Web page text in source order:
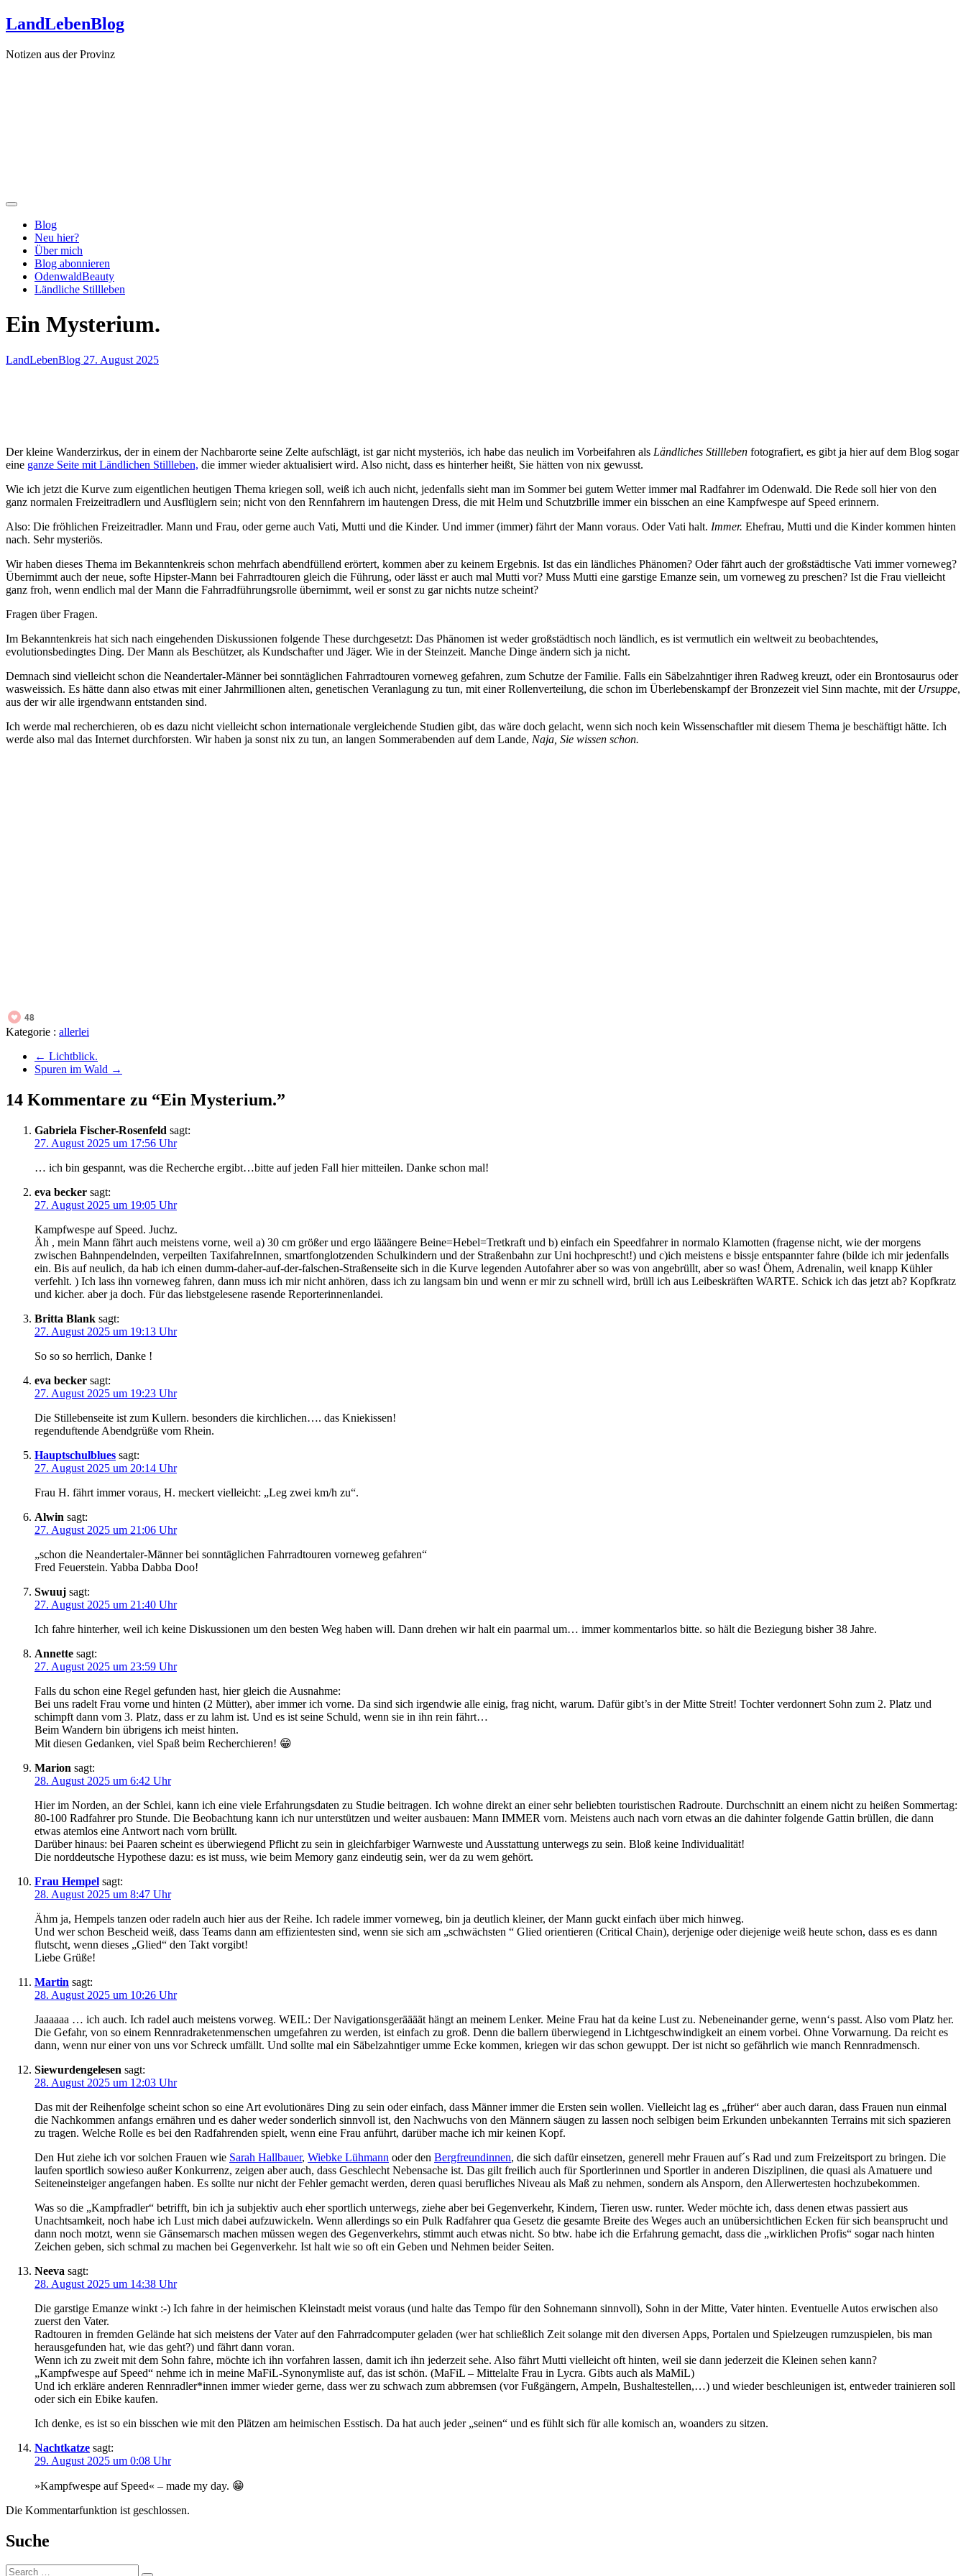
Zum
Inhalt
LandLebenBlog
Notizen aus der Provinz
Blog
Neu hier?
Über mich
Blog abonnieren
OdenwaldBeauty
Ländliche Stillleben
Ein Mysterium.
LandLebenBlog 27. August 2025
Der kleine Wanderzirkus, der in einem der Nachbarorte seine Zelte aufschlägt, ist gar nicht mysteriös, ich habe das neulich im Vorbeifahren als Ländliches Stillleben fotografiert, es gibt ja hier auf dem Blog sogar
eine ganze Seite mit Ländlichen Stillleben, die immer wieder aktualisiert wird. Also nicht, dass es hinterher heißt, Sie hätten von nix gewusst.
Wie ich jetzt die Kurve zum eigentlichen heutigen Thema kriegen soll, weiß ich auch nicht, jedenfalls sieht man im Sommer bei gutem Wetter immer mal Radfahrer im Odenwald. Die Rede soll hier von den
ganz normalen Freizeitradlern und Ausflüglern sein; nicht von den Rennfahrern im hautengen Dress, die mit Helm und Schutzbrille immer ein bisschen an eine Kampfwespe auf Speed erinnern.
Also: Die fröhlichen Freizeitradler. Mann und Frau, oder gerne auch Vati, Mutti und die Kinder. Und immer (immer) fährt der Mann voraus. Oder Vati halt. Immer. Ehefrau, Mutti und die Kinder kommen hinten
nach. Sehr mysteriös.
Wir haben dieses Thema im Bekanntenkreis schon mehrfach abendfüllend erörtert, kommen aber zu keinem Ergebnis. Ist das ein ländliches Phänomen? Oder fährt auch der großstädtische Vati immer vorneweg?
Übernimmt auch der neue, softe Hipster-Mann bei Fahrradtouren gleich die Führung, oder lässt er auch mal Mutti vor? Muss Mutti eine garstige Emanze sein, um vorneweg zu preschen? Ist die Frau vielleicht
ganz froh, wenn endlich mal der Mann die Fahrradführungsrolle übernimmt, weil er sonst zu gar nichts nutze scheint?
Fragen über Fragen.
Im Bekanntenkreis hat sich nach eingehenden Diskussionen folgende These durchgesetzt: Das Phänomen ist weder großstädtisch noch ländlich, es ist vermutlich ein weltweit zu beobachtendes,
evolutionsbedingtes Ding. Der Mann als Beschützer, als Kundschafter und Jäger. Wie in der Steinzeit. Manche Dinge ändern sich ja nicht.
Demnach sind vielleicht schon die Neandertaler-Männer bei sonntäglichen Fahrradtouren vorneweg gefahren, zum Schutze der Familie. Falls ein Säbelzahntiger ihren Radweg kreuzt, oder ein Brontosaurus oder
wasweissich. Es hätte dann also etwas mit einer Jahrmillionen alten, genetischen Veranlagung zu tun, mit einer Rollenverteilung, die schon im Überlebenskampf der Bronzezeit viel Sinn machte, mit der Ursuppe,
aus der wir alle irgendwann entstanden sind.
Ich werde mal recherchieren, ob es dazu nicht vielleicht schon internationale vergleichende Studien gibt, das wäre doch gelacht, wenn sich noch kein Wissenschaftler mit diesem Thema je beschäftigt hätte. Ich
werde also mal das Internet durchforsten. Wir haben ja sonst nix zu tun, an langen Sommerabenden auf dem Lande, Naja, Sie wissen schon.
48
Kategorie : allerlei
← Lichtblick.
Spuren im Wald →
14 Kommentare zu “Ein Mysterium.”
Gabriela Fischer-Rosenfeld sagt:
27. August 2025 um 17:56 Uhr
… ich bin gespannt, was die Recherche ergibt…bitte auf jeden Fall hier mitteilen. Danke schon mal!
eva becker sagt:
27. August 2025 um 19:05 Uhr
Kampfwespe auf Speed. Juchz.
Äh , mein Mann fährt auch meistens vorne, weil a) 30 cm größer und ergo lääängere Beine=Hebel=Tretkraft und b) einfach ein Speedfahrer in normalo Klamotten (fragense nicht, wie der morgens
zwischen Bahnpendelnden, verpeilten TaxifahreInnen, smartfonglotzenden Schulkindern und der Straßenbahn zur Uni hochprescht!) und c)ich meistens e bissje entspannter fahre (bilde ich mir jedenfalls
ein. Bis auf neulich, da hab ich einen dumm-daher-auf-der-falschen-Straßenseite sich in die Kurve legenden Autofahrer aber so was von angebrüllt, aber so was! Öhem, Adrenalin, weil knapp Kühler
verfehlt. ) Ich lass ihn vorneweg fahren, dann muss ich mir nicht anhören, dass ich zu langsam bin und wenn er mir zu schnell wird, brüll ich aus Leibeskräften WARTE. Schick ich das jetzt ab? Kopfkratz
und kicher. aber ja doch. Für das liebstgelesene rasende Reporterinnenlandei.
Britta Blank sagt:
27. August 2025 um 19:13 Uhr
So so so herrlich, Danke !
eva becker sagt:
27. August 2025 um 19:23 Uhr
Die Stillebenseite ist zum Kullern. besonders die kirchlichen…. das Kniekissen!
regenduftende Abendgrüße vom Rhein.
Hauptschulblues sagt:
27. August 2025 um 20:14 Uhr
Frau H. fährt immer voraus, H. meckert vielleicht: „Leg zwei km/h zu“.
Alwin sagt:
27. August 2025 um 21:06 Uhr
„schon die Neandertaler-Männer bei sonntäglichen Fahrradtouren vorneweg gefahren“
Fred Feuerstein. Yabba Dabba Doo!
Swuuj sagt:
27. August 2025 um 21:40 Uhr
Ich fahre hinterher, weil ich keine Diskussionen um den besten Weg haben will. Dann drehen wir halt ein paarmal um… immer kommentarlos bitte. so hält die Beziegung bisher 38 Jahre.
Annette sagt:
27. August 2025 um 23:59 Uhr
Falls du schon eine Regel gefunden hast, hier gleich die Ausnahme:
Bei uns radelt Frau vorne und hinten (2 Mütter), aber immer ich vorne. Da sind sich irgendwie alle einig, frag nicht, warum. Dafür gibt’s in der Mitte Streit! Tochter verdonnert Sohn zum 2. Platz und
schimpft dann vom 3. Platz, dass er zu lahm ist. Und es ist seine Schuld, wenn sie in ihn rein fährt…
Beim Wandern bin übrigens ich meist hinten.
Mit diesen Gedanken, viel Spaß beim Recherchieren! 😁
Marion sagt:
28. August 2025 um 6:42 Uhr
Hier im Norden, an der Schlei, kann ich eine viele Erfahrungsdaten zu Studie beitragen. Ich wohne direkt an einer sehr beliebten touristischen Radroute. Durchschnitt an einem nicht zu heißen Sommertag:
80-100 Radfahrer pro Stunde. Die Beobachtung kann ich nur unterstützen und weiter ausbauen: Mann IMMER vorn. Meistens auch nach vorn etwas an die dahinter folgende Gattin brüllen, die dann
etwas atemlos eine Antwort nach vorn brüllt.
Darüber hinaus: bei Paaren scheint es überwiegend Pflicht zu sein in gleichfarbiger Warnweste und Ausstattung unterwegs zu sein. Bloß keine Individualität!
Die norddeutsche Hypothese dazu: es ist muss, wie beim Memory ganz eindeutig sein, wer da zu wem gehört.
Frau Hempel sagt:
28. August 2025 um 8:47 Uhr
Ähm ja, Hempels tanzen oder radeln auch hier aus der Reihe. Ich radele immer vorneweg, bin ja deutlich kleiner, der Mann guckt einfach über mich hinweg.
Und wer schon Bescheid weiß, dass Teams dann am effizientesten sind, wenn sie sich am „schwächsten “ Glied orientieren (Critical Chain), derjenige oder diejenige weiß heute schon, dass es es dann
flutscht, wenn dieses „Glied“ den Takt vorgibt!
Liebe Grüße!
Martin sagt:
28. August 2025 um 10:26 Uhr
Jaaaaaa … ich auch. Ich radel auch meistens vorweg. WEIL: Der Navigationsgeräääät hängt an meinem Lenker. Meine Frau hat da keine Lust zu. Nebeneinander gerne, wenn‘s passt. Also vom Platz her.
Die Gefahr, von so einem Rennradraketenmenschen umgefahren zu werden, ist einfach zu groß. Denn die ballern überwiegend in Lichtgeschwindigkeit an einem vorbei. Ohne Vorwarnung. Da reicht es
dann, wenn nur einer von uns vor Schreck umfällt. Und sollte mal ein Säbelzahntiger umme Ecke kommen, kriegen wir das schon gewuppt. Der ist nicht so gefährlich wie manch Rennradmensch.
Siewurdengelesen sagt:
28. August 2025 um 12:03 Uhr
Das mit der Reihenfolge scheint schon so eine Art evolutionäres Ding zu sein oder einfach, dass Männer immer die Ersten sein wollen. Vielleicht lag es „früher“ aber auch daran, dass Frauen nun einmal
die Nachkommen anfangs ernähren und es daher weder sonderlich sinnvoll ist, den Nachwuchs von den Männern säugen zu lassen noch selbigen beim Erkunden unbekannten Terrains mit sich spazieren
zu tragen. Welche Rolle es bei den Radfahrenden spielt, wenn eine Frau anführt, darüber mache ich mir keinen Kopf.
Den Hut ziehe ich vor solchen Frauen wie Sarah Hallbauer, Wiebke Lühmann oder den Bergfreundinnen, die sich dafür einsetzen, generell mehr Frauen auf´s Rad und zum Freizeitsport zu bringen. Die
laufen sportlich sowieso außer Konkurrenz, zeigen aber auch, dass Geschlecht Nebensache ist. Das gilt freilich auch für Sportlerinnen und Sportler in anderen Disziplinen, die quasi als Amatuere und
Seiteneinsteiger angefangen haben. Es sollte nur nicht der Fehler gemacht werden, deren quasi berufliches Niveau als Maß zu nehmen, sondern als Ansporn, den Allerwertesten hochzubekommen.
Was so die „Kampfradler“ betrifft, bin ich ja subjektiv auch eher sportlich unterwegs, ziehe aber bei Gegenverkehr, Kindern, Tieren usw. runter. Weder möchte ich, dass denen etwas passiert aus
Unachtsamkeit, noch habe ich Lust mich dabei aufzuwickeln. Wenn allerdings so ein Pulk Radfahrer qua Gesetz die gesamte Breite des Weges auch an unübersichtlichen Ecken für sich beansprucht und
dann noch motzt, wenn sie Gänsemarsch machen müssen wegen des Gegenverkehrs, stimmt auch etwas nicht. So btw. habe ich die Erfahrung gemacht, dass die „wirklichen Profis“ sogar nach hinten
Zeichen geben, sich schmal zu machen bei Gegenverkehr. Ist halt wie so oft ein Geben und Nehmen beider Seiten.
Neeva sagt:
28. August 2025 um 14:38 Uhr
Die garstige Emanze winkt :-) Ich fahre in der heimischen Kleinstadt meist voraus (und halte das Tempo für den Sohnemann sinnvoll), Sohn in der Mitte, Vater hinten. Eventuelle Autos erwischen also
zuerst den Vater.
Radtouren in fremden Gelände hat sich meistens der Vater auf den Fahrradcomputer geladen (wer hat schließlich Zeit solange mit den diversen Apps, Portalen und Spielzeugen rumzuspielen, bis man
herausgefunden hat, wie das geht?) und fährt dann voran.
Wenn ich zu zweit mit dem Sohn fahre, möchte ich ihn vorfahren lassen, damit ich ihn jederzeit sehe. Also fährt Mutti vielleicht oft hinten, weil sie dann jederzeit die Kleinen sehen kann?
„Kampfwespe auf Speed“ nehme ich in meine MaFiL-Synonymliste auf, das ist schön. (MaFiL – Mittelalte Frau in Lycra. Gibts auch als MaMiL)
Und ich erkläre anderen Rennradler*innen immer wieder gerne, dass wer zu schwach zum abbremsen (vor Fußgängern, Ampeln, Bushaltestellen,…) und wieder beschleunigen ist, entweder trainieren soll
oder sich ein Ebike kaufen.
Ich denke, es ist so ein bisschen wie mit den Plätzen am heimischen Esstisch. Da hat auch jeder „seinen“ und es fühlt sich für alle komisch an, woanders zu sitzen.
Nachtkatze sagt:
29. August 2025 um 0:08 Uhr
»Kampfwespe auf Speed« – made my day. 😁
Die Kommentarfunktion ist geschlossen.
Suche
Suche: